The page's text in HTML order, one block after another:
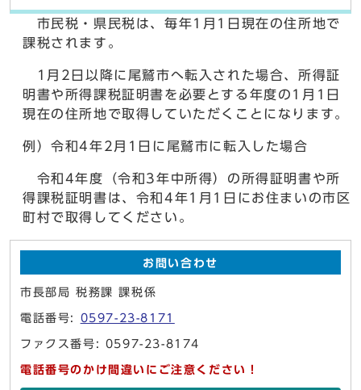
市民税・県民税は、毎年1月1日現在の住所地で
課税されます。
1月2日以降に尾鷲市へ転入された場合、所得証
明書や所得課税証明書を必要とする年度の1月1日
現在の住所地で取得していただくことになります。
例）令和4年2月1日に尾鷲市に転入した場合
令和4年度（令和3年中所得）の所得証明書や所
得課税証明書は、令和4年1月1日にお住まいの市区
町村で取得してください。
お問い合わせ
市長部局 税務課 課税係
電話番号: 0597-23-8171
ファクス番号: 0597-23-8174
電話番号のかけ間違いにご注意ください！